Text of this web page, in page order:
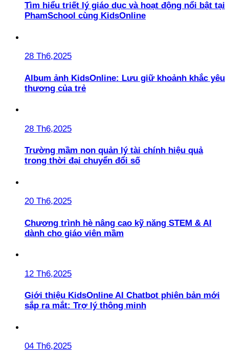
Tìm hiểu triết lý giáo dục và hoạt động nổi bật tại
PhamSchool cùng KidsOnline
28 Th6,2025
Album ảnh KidsOnline: Lưu giữ khoảnh khắc yêu
thương của trẻ
28 Th6,2025
Trường mầm non quản lý tài chính hiệu quả
trong thời đại chuyển đổi số
20 Th6,2025
Chương trình hè nâng cao kỹ năng STEM & AI
dành cho giáo viên mầm
12 Th6,2025
Giới thiệu KidsOnline AI Chatbot phiên bản mới
sắp ra mắt: Trợ lý thông minh
04 Th6,2025